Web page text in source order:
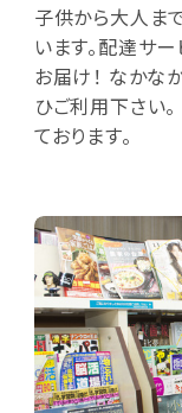
子供から大人ま
います。配達サ
お届け！ なかな
ひご利用下さい
ております。